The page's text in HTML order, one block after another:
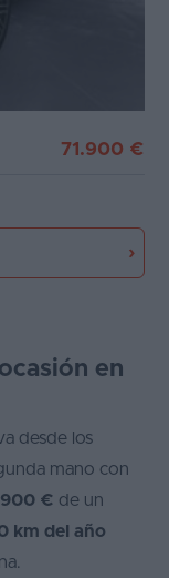
71.900 €
en
desde los
mano con
€ de un
km del año